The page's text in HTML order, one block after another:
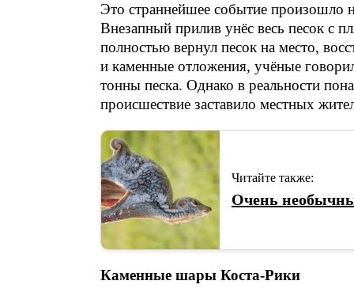
Это страннейшее событие произошло
Внезапный прилив унёс весь песок с
полностью вернул песок на место,
и каменные отложения, учёные
тонны песка. Однако в реальности
происшествие заставило местных
Читайте также:
Очень
Каменные шары Коста-Рики